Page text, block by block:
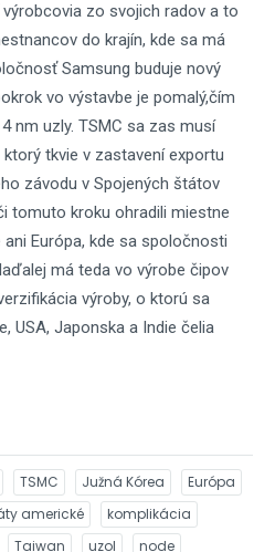
zo svojich radov a to
do krajín, kde sa má
Samsung buduje nový
vo výstavbe je pomalý,čím
nm uzly. TSMC sa zas musí
tkvie v zastavení exportu
závodu v Spojených štátov
tomuto kroku ohradili miestne
Európa, kde sa spoločnosti
má teda vo výrobe čipov
výroby, o ktorú sa
USA, Japonska a Indie čelia
TSMC Južná Kórea
Európa
americké
komplikácia
Taiwan uzol
node